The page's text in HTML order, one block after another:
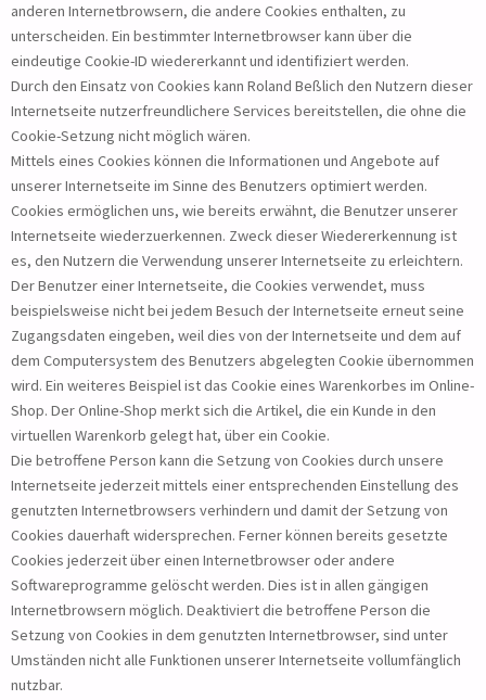
anderen Internetbrowsern, die andere Cookies enthalten, zu
unterscheiden. Ein bestimmter Internetbrowser kann über die
eindeutige Cookie-ID wiedererkannt und identifiziert werden.
Durch den Einsatz von Cookies kann Roland Beßlich den Nutzern dieser
Internetseite nutzerfreundlichere Services bereitstellen, die ohne die
Cookie-Setzung nicht möglich wären.
Mittels eines Cookies können die Informationen und Angebote auf
unserer Internetseite im Sinne des Benutzers optimiert werden.
Cookies ermöglichen uns, wie bereits erwähnt, die Benutzer unserer
Internetseite wiederzuerkennen. Zweck dieser Wiedererkennung ist
es, den Nutzern die Verwendung unserer Internetseite zu erleichtern.
Der Benutzer einer Internetseite, die Cookies verwendet, muss
beispielsweise nicht bei jedem Besuch der Internetseite erneut seine
Zugangsdaten eingeben, weil dies von der Internetseite und dem auf
dem Computersystem des Benutzers abgelegten Cookie übernommen
wird. Ein weiteres Beispiel ist das Cookie eines Warenkorbes im Online-
Shop. Der Online-Shop merkt sich die Artikel, die ein Kunde in den
virtuellen Warenkorb gelegt hat, über ein Cookie.
Die betroffene Person kann die Setzung von Cookies durch unsere
Internetseite jederzeit mittels einer entsprechenden Einstellung des
genutzten Internetbrowsers verhindern und damit der Setzung von
Cookies dauerhaft widersprechen. Ferner können bereits gesetzte
Cookies jederzeit über einen Internetbrowser oder andere
Softwareprogramme gelöscht werden. Dies ist in allen gängigen
Internetbrowsern möglich. Deaktiviert die betroffene Person die
Setzung von Cookies in dem genutzten Internetbrowser, sind unter
Umständen nicht alle Funktionen unserer Internetseite vollumfänglich
nutzbar.